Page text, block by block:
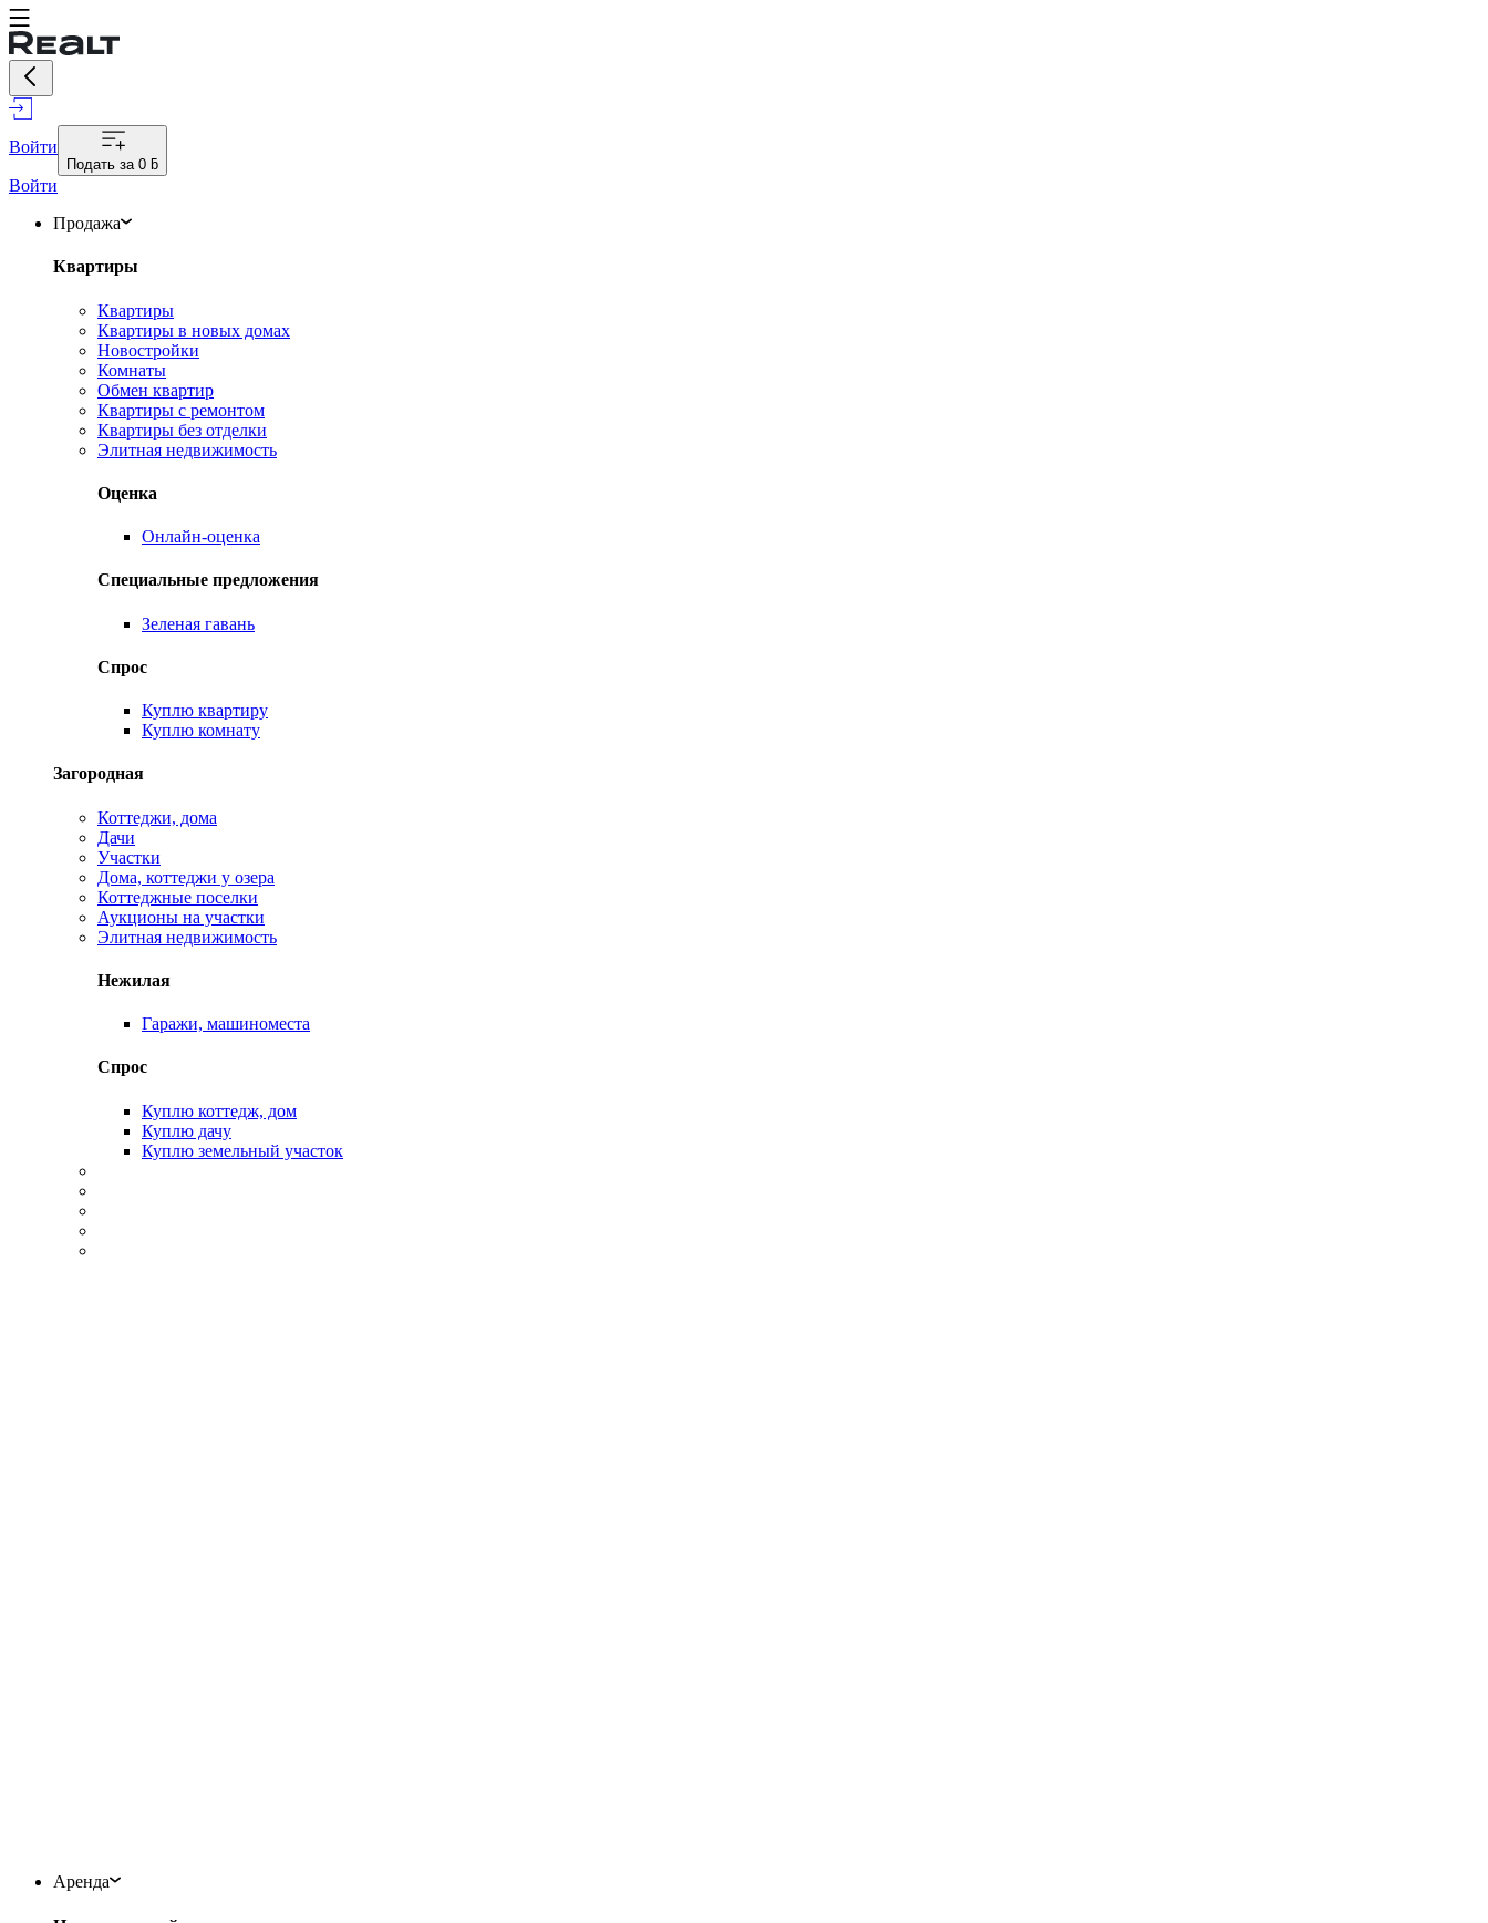
Войти
Подать за 0 ƃ
Войти
Продажа
Квартиры
Квартиры
Квартиры в новых домах
Новостройки
Комнаты
Обмен квартир
Квартиры с ремонтом
Квартиры без отделки
Элитная недвижимость
Оценка
Онлайн-оценка
Специальные предложения
Зеленая гавань
Спрос
Куплю квартиру
Куплю комнату
Загородная
Коттеджи, дома
Дачи
Участки
Дома, коттеджи у озера
Коттеджные поселки
Аукционы на участки
Элитная недвижимость
Нежилая
Гаражи, машиноместа
Спрос
Куплю коттедж, дом
Куплю дачу
Куплю земельный участок
Аренда